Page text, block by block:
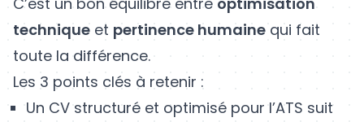
technique et pertinence humaine qui fait
toute la différence.
Les 3 points clés à retenir :
Un CV structuré et optimisé pour l’ATS suit